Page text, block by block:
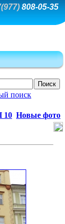
808-05-35
поиск
10 Новые фото